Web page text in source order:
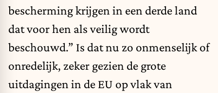
bescherming krijgen in een derde land
dat voor hen als veilig wordt
beschouwd.” Is dat nu zo onmenselijk of
onredelijk, zeker gezien de grote
uitdagingen in de EU op vlak van